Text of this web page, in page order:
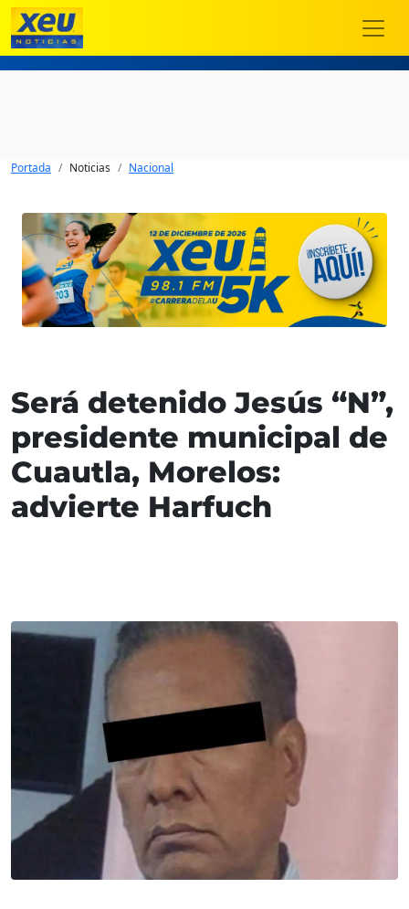
Portada Noticias Nacional
Será detenido Jesús “N”,
presidente municipal de
Cuautla, Morelos:
advierte Harfuch